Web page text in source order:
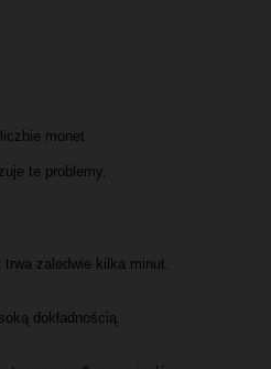
monet
te problemy.
zaledwie kilka minut.
dokładnością.